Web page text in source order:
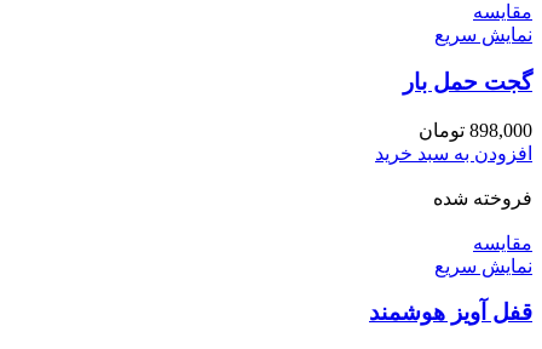
مقايسه
نمایش سریع
گجت حمل بار
898,000 تومان
افزودن به سبد خرید
فروخته شده
مقايسه
نمایش سریع
قفل آویز هوشمند